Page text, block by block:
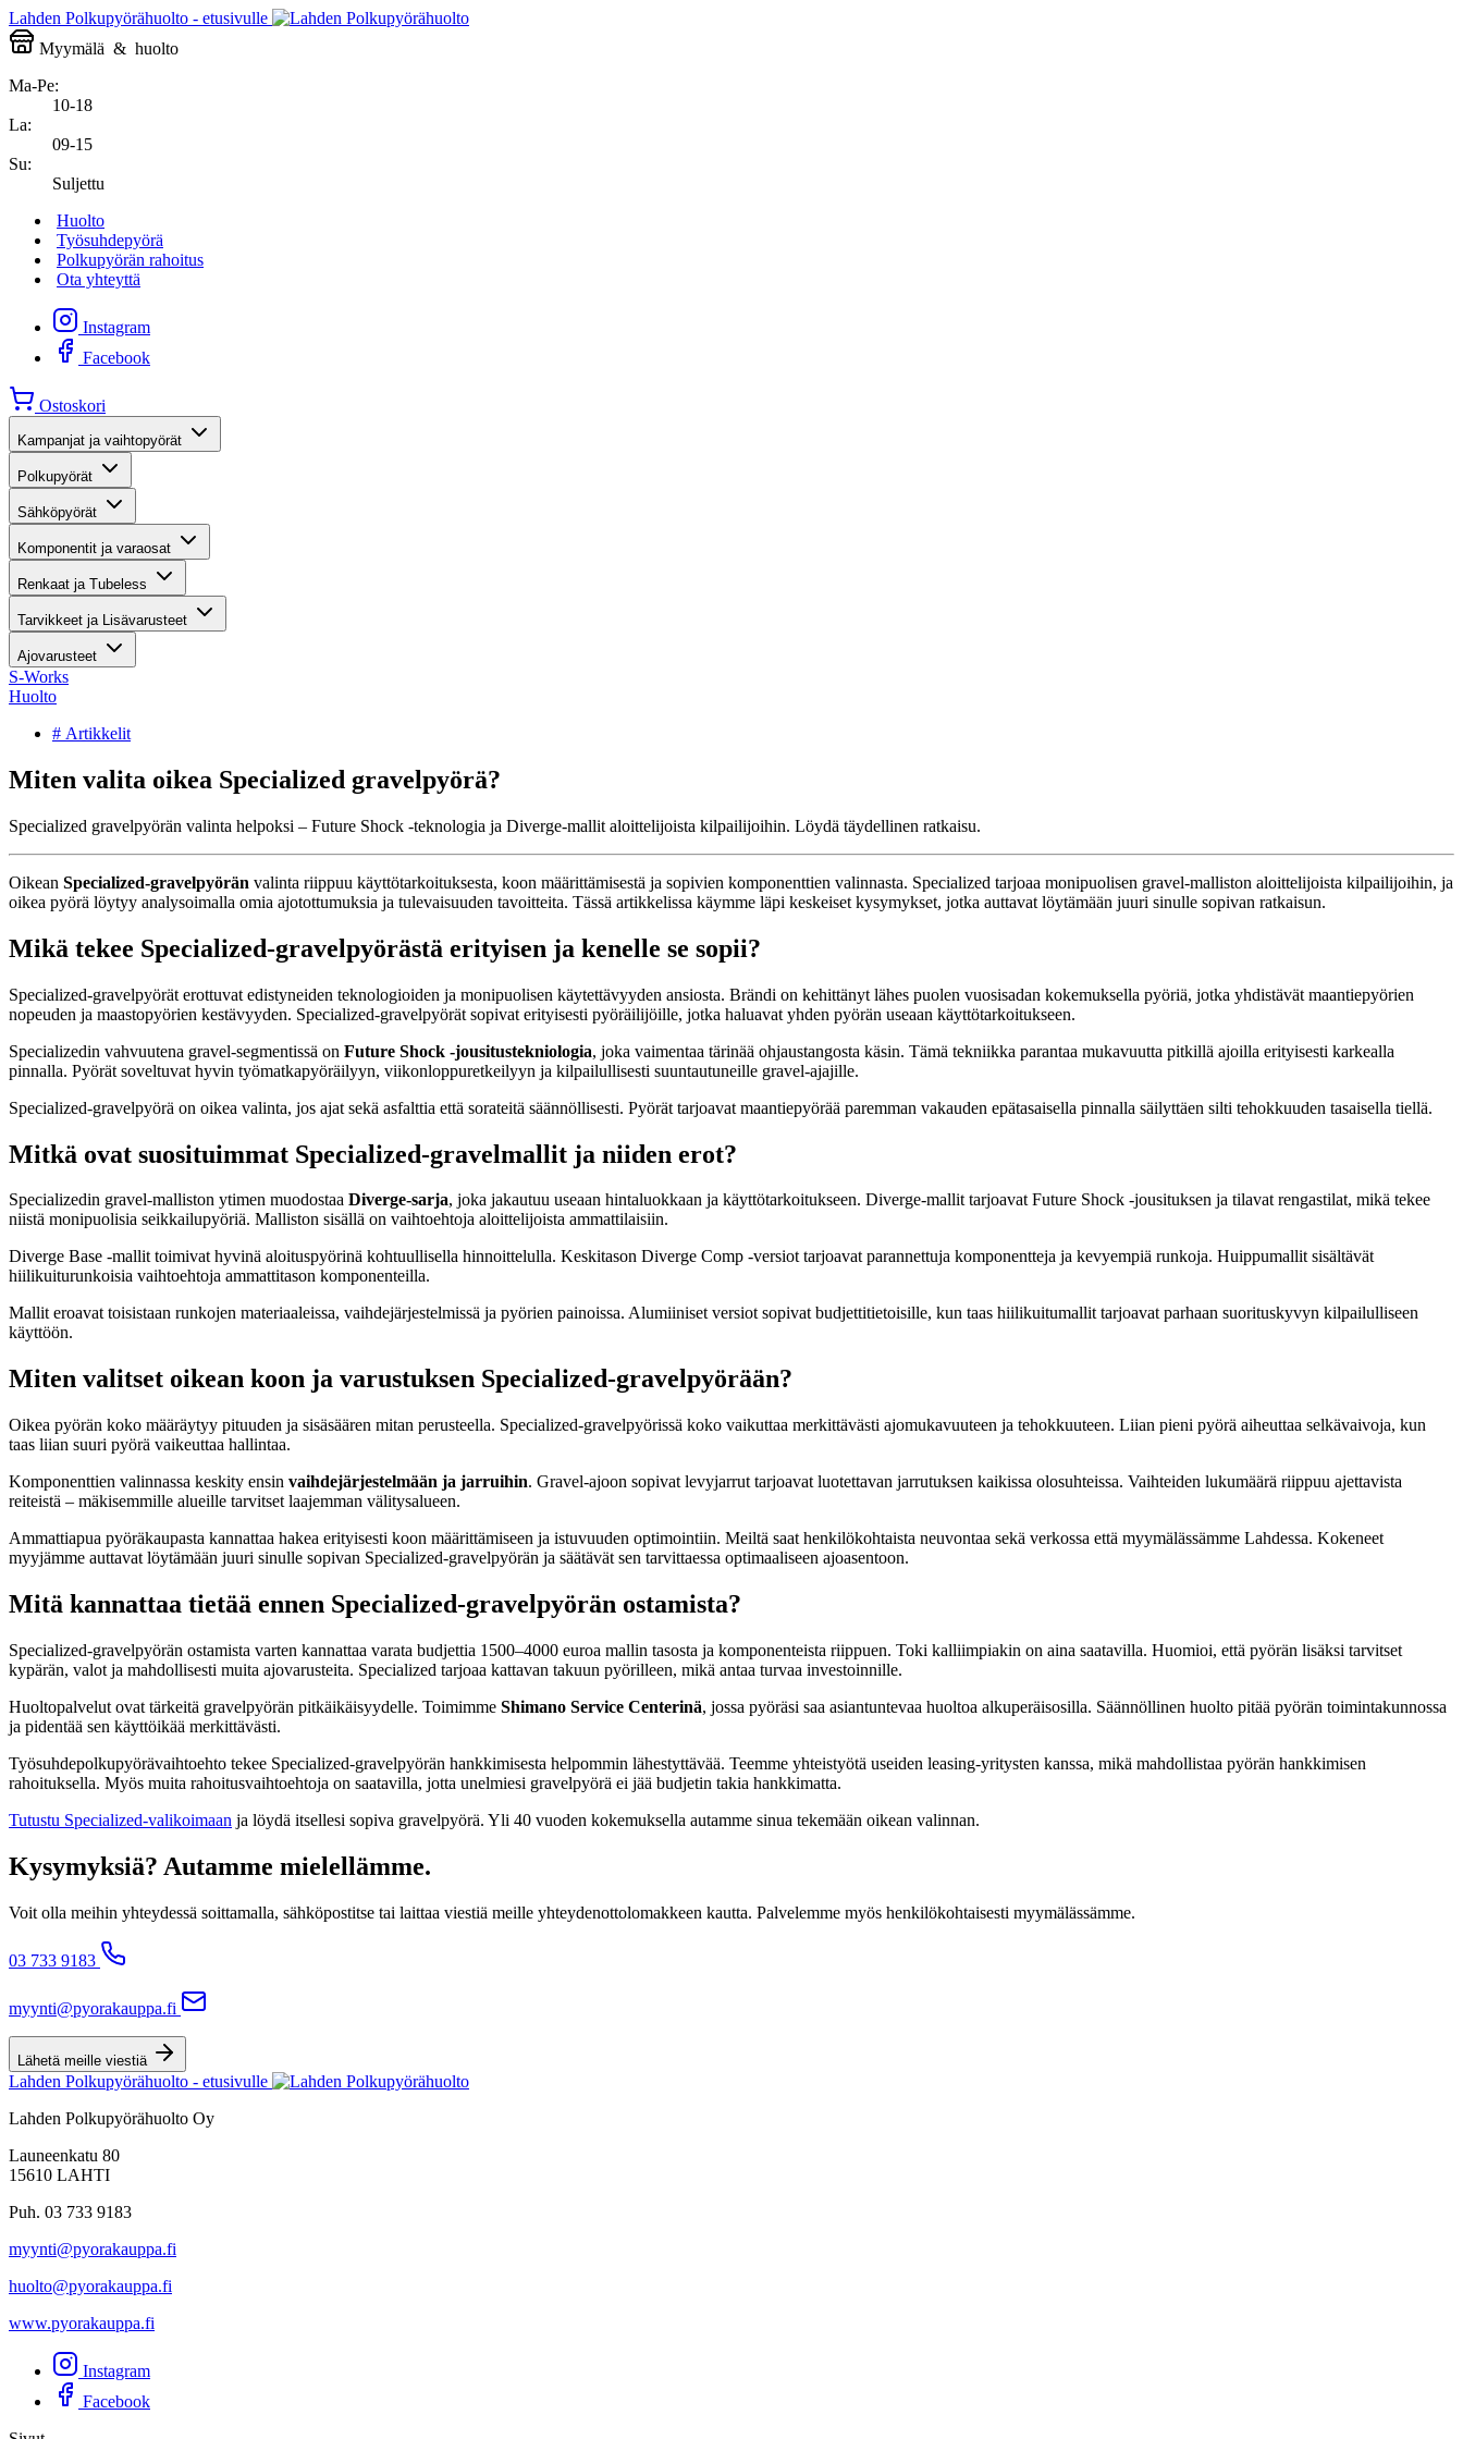
Lahden Polkupyörähuolto - etusivulle
Myymälä & huolto
Ma-Pe:
10-18
La:
09-15
Su:
Suljettu
Huolto
Työsuhdepyörä
Polkupyörän rahoitus
Ota yhteyttä
Instagram
Facebook
Ostoskori
Kampanjat ja vaihtopyörät
Polkupyörät
Sähköpyörät
Komponentit ja varaosat
Renkaat ja Tubeless
Tarvikkeet ja Lisävarusteet
Ajovarusteet
S-Works
Huolto
# Artikkelit
Miten valita oikea Specialized gravelpyörä?
Specialized gravelpyörän valinta helpoksi – Future Shock -teknologia ja Diverge-mallit aloittelijoista kilpailijoihin. Löydä täydellinen ratkaisu.
Oikean Specialized-gravelpyörän valinta riippuu käyttötarkoituksesta, koon määrittämisestä ja sopivien komponenttien valinnasta. Specialized tarjoaa monipuolisen gravel-malliston aloittelijoista kilpailijoihin, ja
oikea pyörä löytyy analysoimalla omia ajotottumuksia ja tulevaisuuden tavoitteita. Tässä artikkelissa käymme läpi keskeiset kysymykset, jotka auttavat löytämään juuri sinulle sopivan ratkaisun.
Mikä tekee Specialized-gravelpyörästä erityisen ja kenelle se sopii?
Specialized-gravelpyörät erottuvat edistyneiden teknologioiden ja monipuolisen käytettävyyden ansiosta. Brändi on kehittänyt lähes puolen vuosisadan kokemuksella pyöriä, jotka yhdistävät maantiepyörien
nopeuden ja maastopyörien kestävyyden. Specialized-gravelpyörät sopivat erityisesti pyöräilijöille, jotka haluavat yhden pyörän useaan käyttötarkoitukseen.
Specializedin vahvuutena gravel-segmentissä on Future Shock -jousitustekniologia, joka vaimentaa tärinää ohjaustangosta käsin. Tämä tekniikka parantaa mukavuutta pitkillä ajoilla erityisesti karkealla
pinnalla. Pyörät soveltuvat hyvin työmatkapyöräilyyn, viikonloppuretkeilyyn ja kilpailullisesti suuntautuneille gravel-ajajille.
Specialized-gravelpyörä on oikea valinta, jos ajat sekä asfalttia että sorateitä säännöllisesti. Pyörät tarjoavat maantiepyörää paremman vakauden epätasaisella pinnalla säilyttäen silti tehokkuuden tasaisella tiellä.
Mitkä ovat suosituimmat Specialized-gravelmallit ja niiden erot?
Specializedin gravel-malliston ytimen muodostaa Diverge-sarja, joka jakautuu useaan hintaluokkaan ja käyttötarkoitukseen. Diverge-mallit tarjoavat Future Shock -jousituksen ja tilavat rengastilat, mikä tekee
niistä monipuolisia seikkailupyöriä. Malliston sisällä on vaihtoehtoja aloittelijoista ammattilaisiin.
Diverge Base -mallit toimivat hyvinä aloituspyörinä kohtuullisella hinnoittelulla. Keskitason Diverge Comp -versiot tarjoavat parannettuja komponentteja ja kevyempiä runkoja. Huippumallit sisältävät
hiilikuiturunkoisia vaihtoehtoja ammattitason komponenteilla.
Mallit eroavat toisistaan runkojen materiaaleissa, vaihdejärjestelmissä ja pyörien painoissa. Alumiiniset versiot sopivat budjettitietoisille, kun taas hiilikuitumallit tarjoavat parhaan suorituskyvyn kilpailulliseen
käyttöön.
Miten valitset oikean koon ja varustuksen Specialized-gravelpyörään?
Oikea pyörän koko määräytyy pituuden ja sisäsäären mitan perusteella. Specialized-gravelpyörissä koko vaikuttaa merkittävästi ajomukavuuteen ja tehokkuuteen. Liian pieni pyörä aiheuttaa selkävaivoja, kun
taas liian suuri pyörä vaikeuttaa hallintaa.
Komponenttien valinnassa keskity ensin vaihdejärjestelmään ja jarruihin. Gravel-ajoon sopivat levyjarrut tarjoavat luotettavan jarrutuksen kaikissa olosuhteissa. Vaihteiden lukumäärä riippuu ajettavista
reiteistä – mäkisemmille alueille tarvitset laajemman välitysalueen.
Ammattiapua pyöräkaupasta kannattaa hakea erityisesti koon määrittämiseen ja istuvuuden optimointiin. Meiltä saat henkilökohtaista neuvontaa sekä verkossa että myymälässämme Lahdessa. Kokeneet
myyjämme auttavat löytämään juuri sinulle sopivan Specialized-gravelpyörän ja säätävät sen tarvittaessa optimaaliseen ajoasentoon.
Mitä kannattaa tietää ennen Specialized-gravelpyörän ostamista?
Specialized-gravelpyörän ostamista varten kannattaa varata budjettia 1500–4000 euroa mallin tasosta ja komponenteista riippuen. Toki kalliimpiakin on aina saatavilla. Huomioi, että pyörän lisäksi tarvitset
kypärän, valot ja mahdollisesti muita ajovarusteita. Specialized tarjoaa kattavan takuun pyörilleen, mikä antaa turvaa investoinnille.
Huoltopalvelut ovat tärkeitä gravelpyörän pitkäikäisyydelle. Toimimme Shimano Service Centerinä, jossa pyöräsi saa asiantuntevaa huoltoa alkuperäisosilla. Säännöllinen huolto pitää pyörän toimintakunnossa
ja pidentää sen käyttöikää merkittävästi.
Työsuhdepolkupyörävaihtoehto tekee Specialized-gravelpyörän hankkimisesta helpommin lähestyttävää. Teemme yhteistyötä useiden leasing-yritysten kanssa, mikä mahdollistaa pyörän hankkimisen
rahoituksella. Myös muita rahoitusvaihtoehtoja on saatavilla, jotta unelmiesi gravelpyörä ei jää budjetin takia hankkimatta.
Tutustu Specialized-valikoimaan ja löydä itsellesi sopiva gravelpyörä. Yli 40 vuoden kokemuksella autamme sinua tekemään oikean valinnan.
Kysymyksiä? Autamme mielellämme.
Voit olla meihin yhteydessä soittamalla, sähköpostitse tai laittaa viestiä meille yhteydenottolomakkeen kautta. Palvelemme myös henkilökohtaisesti myymälässämme.
03 733 9183
myynti@pyorakauppa.fi
Lähetä meille viestiä
Lahden Polkupyörähuolto - etusivulle
Lahden Polkupyörähuolto Oy
Launeenkatu 80
15610 LAHTI
Puh. 03 733 9183
myynti@pyorakauppa.fi
huolto@pyorakauppa.fi
www.pyorakauppa.fi
Instagram
Facebook